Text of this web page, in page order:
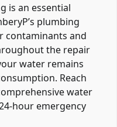
is an essential
plumbing
contaminants and
the repair
water remains
Reach
water
hour emergency